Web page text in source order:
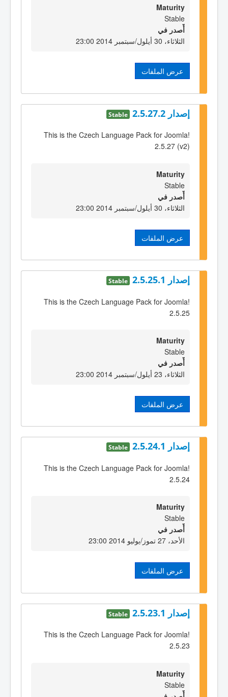
Maturity
Stable
أٌصدر في
الثلاثاء، 30 أيلول/سبتمبر 2014 23:00
عرض الملفات
إصدار 2.5.27.2 Stable
This is the Czech Language Pack for Joomla!
2.5.27 (v2)
Maturity
Stable
أٌصدر في
الثلاثاء، 30 أيلول/سبتمبر 2014 23:00
عرض الملفات
إصدار 2.5.25.1 Stable
This is the Czech Language Pack for Joomla!
2.5.25
Maturity
Stable
أٌصدر في
الثلاثاء، 23 أيلول/سبتمبر 2014 23:00
عرض الملفات
إصدار 2.5.24.1 Stable
This is the Czech Language Pack for Joomla!
2.5.24
Maturity
Stable
أٌصدر في
الأحد، 27 تموز/يوليو 2014 23:00
عرض الملفات
إصدار 2.5.23.1 Stable
This is the Czech Language Pack for Joomla!
2.5.23
Maturity
Stable